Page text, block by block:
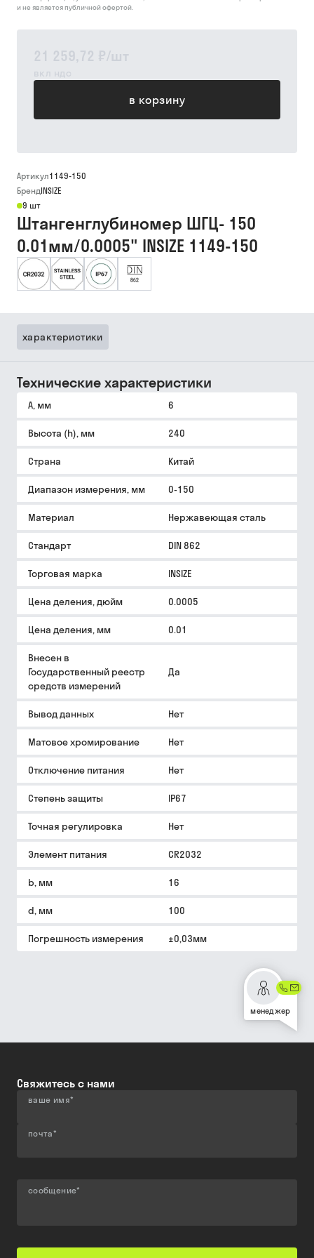
21 259,72 ₽/шт
вкл ндс
в корзину
и не является публичной офертой.
Артикул1149-150
БрендINSIZE
9 шт
Штангенглубиномер ШГЦ- 150
0.01мм/0.0005" INSIZE 1149-150
характеристики
Технические характеристики
A, мм 6
Высота (h), мм 240
Страна Китай
Диапазон измерения, мм 0-150
Материал Нержавеющая сталь
Стандарт DIN 862
Торговая марка INSIZE
Цена деления, дюйм 0.0005
Цена деления, мм 0.01
Внесен в
Государственный реестр
средств измерений
Да
Вывод данных Нет
Матовое хромирование Нет
Отключение питания Нет
Степень защиты IP67
Точная регулировка Нет
Элемент питания CR2032
b, мм 16
d, мм 100
Погрешность измерения ±0,03мм
менеджер
Свяжитесь с нами
ваше имя*
почта*
сообщение*